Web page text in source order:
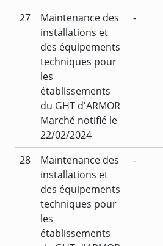
27
Maintenance des
installations et
des équipements
techniques pour
les
établissements
du GHT d'ARMOR
Marché notifié le
22/02/2024
-
28
Maintenance des
installations et
des équipements
techniques pour
les
établissements
-